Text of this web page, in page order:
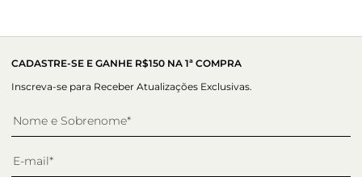
a cor do couro. O bico quadrado deixa qualquer produção
CADASTRE-SE E GANHE R$150 NA 1ª COMPRA
Inscreva-se para Receber Atualizações Exclusivas.